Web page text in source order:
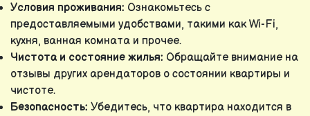
Условия проживания: Ознакомьтесь с
предоставляемыми удобствами, такими как Wi-Fi,
кухня, ванная комната и прочее.
Чистота и состояние жилья: Обращайте внимание на
отзывы других арендаторов о состоянии квартиры и
чистоте.
Безопасность: Убедитесь, что квартира находится в